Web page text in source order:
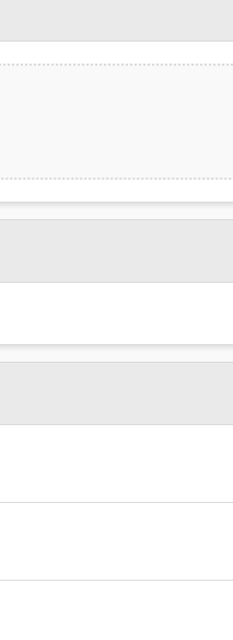
Valore stimato della procedura: